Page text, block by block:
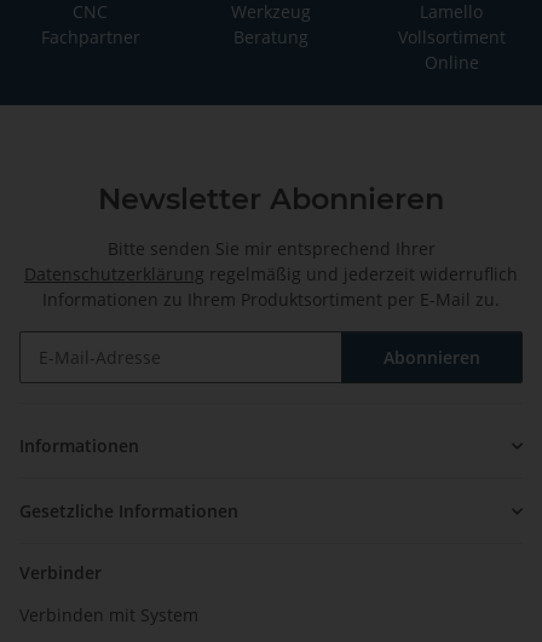
CNC
Fachpartner
Werkzeug
Beratung
Lamello
Vollsortiment
Online
Newsletter Abonnieren
Bitte senden Sie mir entsprechend Ihrer
Datenschutzerklärung regelmäßig und jederzeit widerruflich
Informationen zu Ihrem Produktsortiment per E-Mail zu.
Abonnieren
Informationen
Gesetzliche Informationen
Verbinder
Verbinden mit System